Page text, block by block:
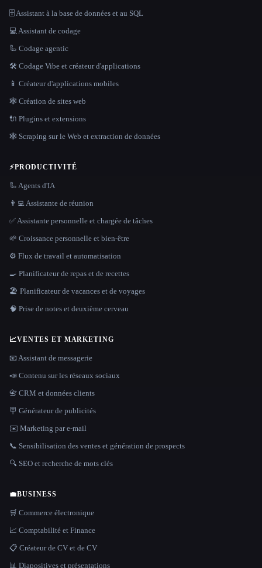
🗄️ Assistant à la base de données et au SQL
💻 Assistant de codage
🦾 Codage agentic
🛠️ Codage Vibe et créateur d'applications
📱 Créateur d'applications mobiles
🕸 Création de sites web
🔌 Plugins et extensions
🕸️ Scraping sur le Web et extraction de données
⚡PRODUCTIVITÉ
🦾 Agents d'IA
👨‍💻 Assistante de réunion
✅ Assistante personnelle et chargée de tâches
🌱 Croissance personnelle et bien-être
⚙️ Flux de travail et automatisation
🍳 Planificateur de repas et de recettes
🏖 Planificateur de vacances et de voyages
🧠 Prise de notes et deuxième cerveau
📈VENTES ET MARKETING
📧 Assistant de messagerie
📣 Contenu sur les réseaux sociaux
📇 CRM et données clients
🪧 Générateur de publicités
✉️ Marketing par e-mail
📞 Sensibilisation des ventes et génération de prospects
🔍 SEO et recherche de mots clés
💼BUSINESS
🛒 Commerce électronique
📈 Comptabilité et Finance
📋 Créateur de CV et de CV
📊 Diapositives et présentations